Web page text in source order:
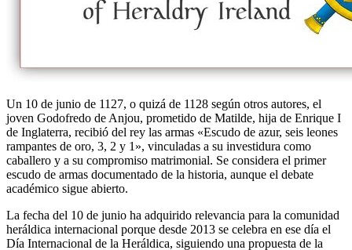
Un 10 de junio de 1127, o quizá de 1128 según otros autores, el
joven Godofredo de Anjou, prometido de Matilde, hija de Enrique I
de Inglaterra, recibió del rey las armas «Escudo de azur, seis leones
rampantes de oro, 3, 2 y 1 », vinculadas a su investidura como
caballero y a su compromiso matrimonial. Se considera el primer
escudo de armas documentado de la historia, aunque el debate
académico sigue abierto.
La fecha del 10 de junio ha adquirido relevancia para la comunidad
heráldica internacional porque desde 2013 se celebra en ese día el
Día Internacional de la Heráldica, siguiendo una propuesta de la